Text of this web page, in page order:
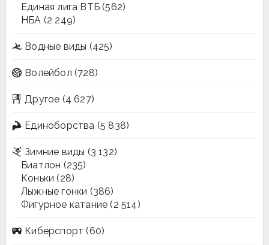
Единая лига ВТБ (562)
НБА (2 249)
Водные виды (425)
Волейбол (728)
Другое (4 627)
Единоборства (5 838)
Зимние виды (3 132)
Биатлон (235)
Коньки (28)
Лыжные гонки (386)
Фигурное катание (2 514)
Киберспорт (60)